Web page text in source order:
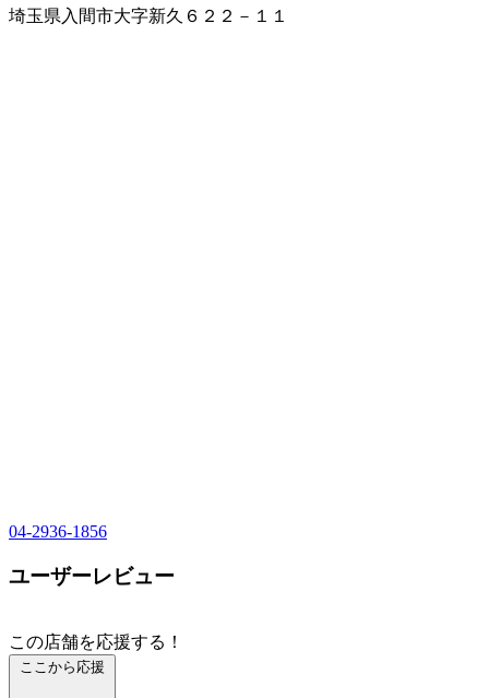
埼玉県入間市大字新久６２２－１１
04-2936-1856
ユーザーレビュー
この店舗を応援する！
ここから応援